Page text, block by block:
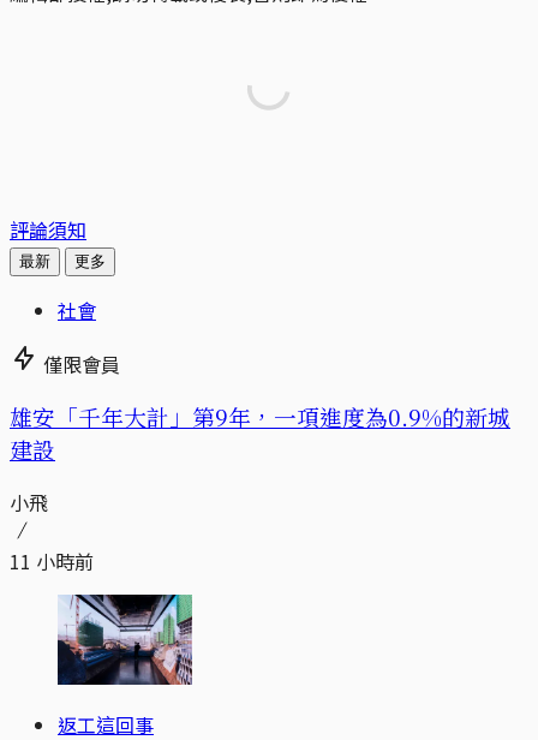
評論須知
最新 更多
社會
僅限會員
​​雄安「千年大計」第9年，一項進度為0.9%的新城
建設
小飛
11 小時前
返工這回事